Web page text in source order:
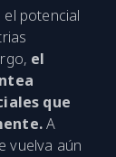
potencial
el
que
A
vuelva aún